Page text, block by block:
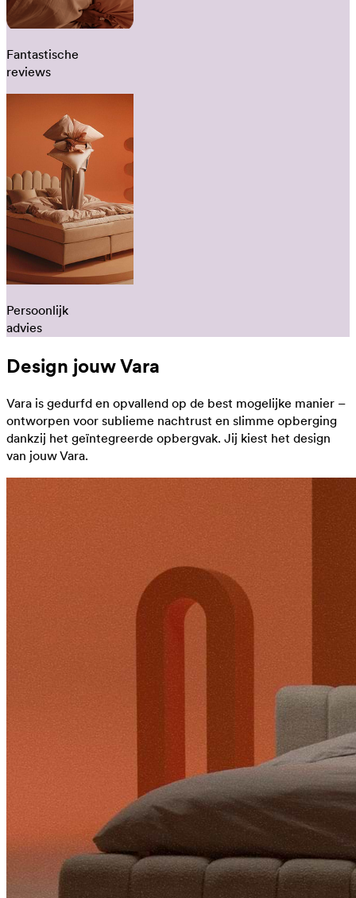
Fantastische
reviews
Persoonlijk
advies
Design jouw Vara
Vara is gedurfd en opvallend op de best mogelijke manier –
ontworpen voor sublieme nachtrust en slimme opberging
dankzij het geïntegreerde opbergvak. Jij kiest het design
van jouw Vara.